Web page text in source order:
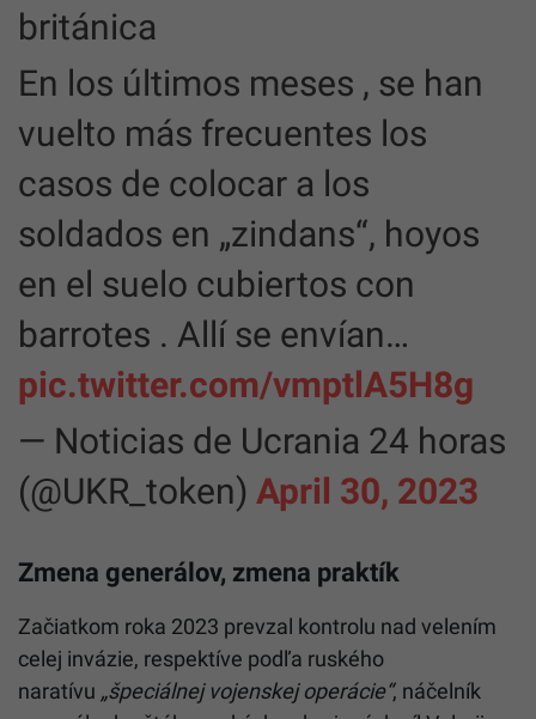
británica
En los últimos meses , se han
vuelto más frecuentes los
casos de colocar a los
soldados en „zindans“, hoyos
en el suelo cubiertos con
barrotes . Allí se envían…
pic.twitter.com/vmptlA5H8g
— Noticias de Ucrania 24 horas
(@UKR_token) April 30, 2023
Zmena generálov, zmena praktík
Začiatkom roka 2023 prevzal kontrolu nad velením
celej invázie, respektíve podľa ruského
naratívu „špeciálnej vojenskej operácie“, náčelník